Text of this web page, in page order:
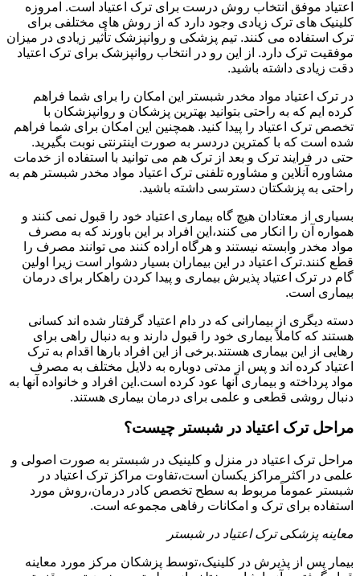
اعتیاد موفق انتخاب روش درست برای ترک اعتیاد است. امروزه
کلینیک های ترک زیادی وجود دارد که از روش های مختلفی برای
ترک استفاده می کنند. تیم پزشکی و روانپزشک تأثیر زیادی در میزان
موفقیت ترک دارد. از این رو در انتخاب روانپزشک برای ترک اعتیاد
دقت زیادی داشته باشید.
در ترک اعتیاد مواد مخدر شبستر این امکان را برای شما فراهم
کرده ایم که به راحتی بتوانید بهترین پزشکان و روانپزشکان با
تخصص ترک اعتیاد را پیدا کنید. همچنین این امکان برای شما فراهم
شده است که با کمترین دردسر به صورت اینترنتی نوبت بگیرید.
حتی در فرایند ترک و بعد از ترک هم می توانید با استفاده از خدمات
مشاوره آنلاین و مشاوره تلفنی ترک اعتیاد مواد مخدر شبستر هم به
راحتی به پزشکتان دسترسی داشته باشید.
بسیاری از معتادان هیچ گاه بیماری اعتیاد خود را قبول نمی کنند و
همواره آن را انکار می کنند،این افراد بر این باورند که به مصرف
مواد مخدر وابسته نیستند و هرگاه اراده کنند می توانند مصرف را
قطع کنند.ترک اعتیاد در این بیماران بسیار دشوار است زیرا اولین
گام در ترک اعتیاد پذیرش بیماری و پیدا کردن راهکار برای درمان
بیماری است.
دسته دیگری از بیمارانی که در دام اعتیاد گرفتار شده اند کسانی
هستند که کاملاً بیماری خود را قبول دارند و به دنبال راهی برای
رهایی از این بیماری هستند.برخی از این افراد بارها اقدام به ترک
اعتیاد کرده اند و پس از مدتی دوباره به دلایل مختلف به مصرف
مواد پرداخته و بیماری آنها عود کرده است.این افراد و خانواده آنها به
دنبال روشی قطعی و علمی برای درمان بیماری هستند.
مراحل ترک اعتیاد در شبستر چیست؟
مراحل ترک اعتیاد در منزل و کلینیک در شبستر به صورت اصولی و
علمی در اکثر مراکز یکسان است،تفاوت مراکز ترک اعتیاد در
شبستر عموماً مربوط به سطح تخصص کادر درمان،روش مورد
استفاده برای ترک و امکانات رفاهی مجموعه است.
معاینه پزشکی ترک اعتیاد در شبستر
بیمار پس از پذیرش در کلینیک،توسط پزشکان مرکز مورد معاینه